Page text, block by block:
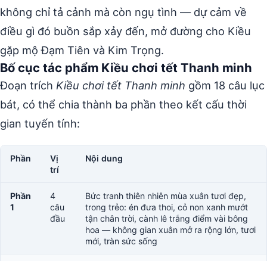
không chỉ tả cảnh mà còn ngụ tình — dự cảm về
điều gì đó buồn sắp xảy đến, mở đường cho Kiều
gặp mộ Đạm Tiên và Kim Trọng.
Bố cục tác phẩm Kiều chơi tết Thanh minh
Đoạn trích Kiều chơi tết Thanh minh gồm 18 câu lục
bát, có thể chia thành ba phần theo kết cấu thời
gian tuyến tính:
Phần
Vị
trí
Nội dung
Phần
1
4
câu
đầu
Bức tranh thiên nhiên mùa xuân tươi đẹp,
trong trẻo: én đưa thoi, cỏ non xanh mướt
tận chân trời, cành lê trắng điểm vài bông
hoa — không gian xuân mở ra rộng lớn, tươi
mới, tràn sức sống